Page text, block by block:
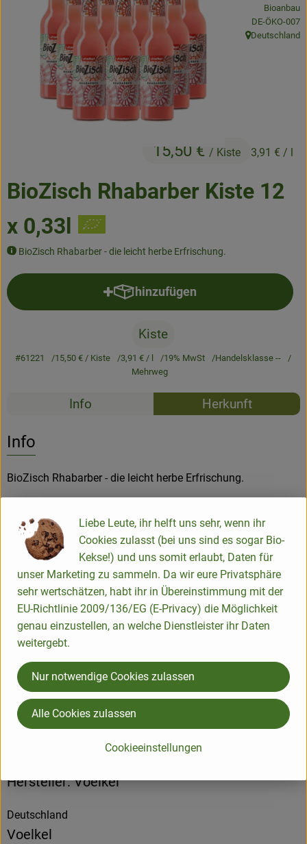
Frisches
Angebote & Neues
Naturwaren
Vorratskammer
Jobkiste
Service
BioZisch Rhabarber Kiste 12
x 0,33l
BioZisch Rhabarber - die leicht herbe Erfrischung.
15,50 € / Kiste 3,91 € / l
Bioanbau
, Kontrollstelle:
DE-ÖKO-007
, Herkunft:
Deutschland
hinzufügen
Produkt zum Warenkorb
Kiste
#61221 15,50 €/ Kiste 3,91 €/ l 19% MwSt
Handelsklasse --
Mehrweg
Rezepte
Info Herkunft
Info
BioZisch Rhabarber - die leicht herbe Erfrischung.
Produktinformationen
Zutaten
Nährwert-Info
Produktdatenblatt
Hersteller: Voelkel
Deutschland
Voelkel
Liebe Leute, ihr helft uns sehr, wenn ihr
Cookies zulasst (bei uns sind es sogar Bio-
Kekse!) und uns somit erlaubt, Daten für
unser Marketing zu sammeln. Da wir eure Privatsphäre
sehr wertschätzen, habt ihr in Übereinstimmung mit der
EU-Richtlinie 2009/136/EG (E-Privacy) die Möglichkeit
genau einzustellen, an welche Dienstleister ihr Daten
weitergebt.
Cookieeinstellungen
Nur notwendige Cookies zulassen
Alle Cookies zulassen